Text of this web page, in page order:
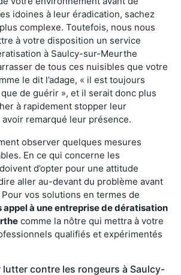
idoines à leur éradication, sachez
complexe. Toutefois, nous nous
à votre disposition un service
à Saulcy-sur-Meurthe
de tous ces nuisibles que votre
le dit l’adage, « il est toujours
de guérir », et il serait donc plus
à rapidement stopper leur
remarqué leur présence.
observer quelques mesures
En ce qui concerne les
d’opter pour une attitude
aller au-devant du problème avant
vos solutions en termes de
appel à une entreprise de dératisation
comme la nôtre qui mettra à votre
qualifiés et expérimentés
lutter contre les rongeurs à Saulcy-